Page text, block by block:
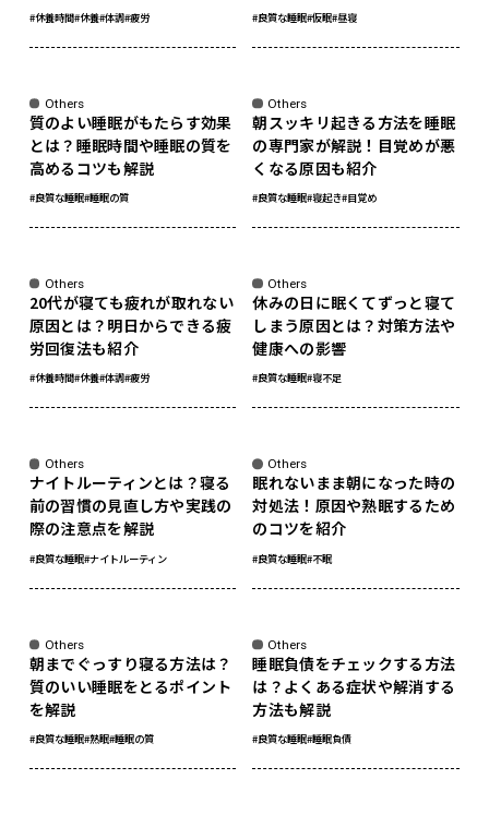
#休養時間#休養#体調#疲労 #良質な睡眠#仮眠#昼寝
Others
質のよい睡眠がもたらす効果
とは？睡眠時間や睡眠の質を
高めるコツも解説
#良質な睡眠#睡眠の質
Others
朝スッキリ起きる方法を睡眠
の専門家が解説！目覚めが悪
くなる原因も紹介
#良質な睡眠#寝起き#目覚め
Others
20代が寝ても疲れが取れない
原因とは？明日からできる疲
労回復法も紹介
#休養時間#休養#体調#疲労
Others
休みの日に眠くてずっと寝て
しまう原因とは？対策方法や
健康への影響
#良質な睡眠#寝不足
Others
ナイトルーティンとは？寝る
前の習慣の見直し方や実践の
際の注意点を解説
#良質な睡眠#ナイトルーティン
Others
眠れないまま朝になった時の
対処法！原因や熟眠するため
のコツを紹介
#良質な睡眠#不眠
Others
朝までぐっすり寝る方法は？
質のいい睡眠をとるポイント
を解説
#良質な睡眠#熟眠#睡眠の質
Others
睡眠負債をチェックする方法
は？よくある症状や解消する
方法も解説
#良質な睡眠#睡眠負債